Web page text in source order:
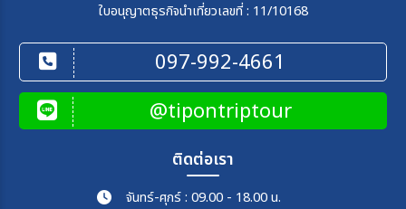
ใบอนุญาตธุรกิจนำเที่ยวเลขที่ : 11/10168
097-992-4661
@tipontriptour
ติดต่อเรา
จันทร์-ศุกร์ : 09.00 - 18.00 น.